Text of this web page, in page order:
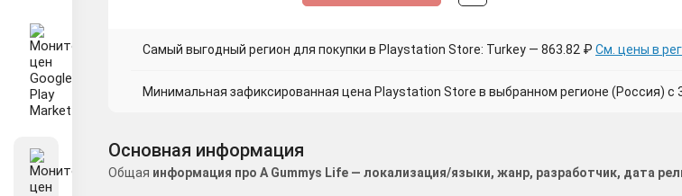
Самый выгодный регион для покупки в Playstation Store: Turkey — 863.82 ₽ См. цены в
Минимальная зафиксированная цена Playstation Store в выбранном регионе (Россия) с
Основная информация
Общая информация про A Gummys Life — локализация/языки, жанр, разработчик, дата